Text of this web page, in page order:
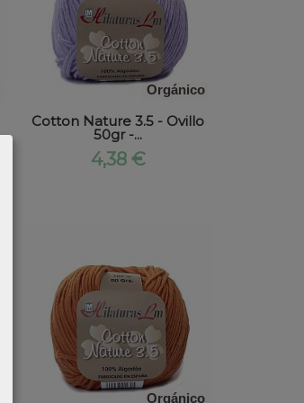
Orgánico
Cotton Nature 3.5 - Ovillo
50gr -...
4,38 €